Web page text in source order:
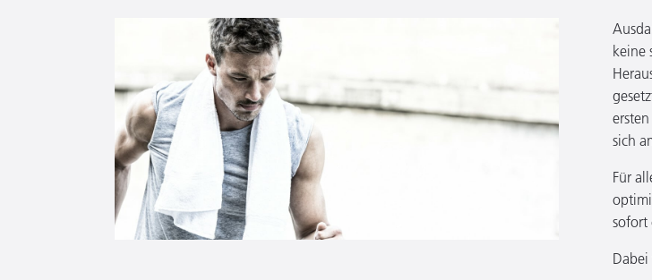
keine
sich
Für
sofort